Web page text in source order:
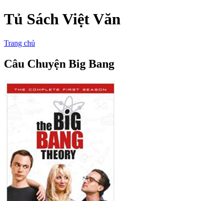
Tủ Sách Việt Văn
Trang chủ
Câu Chuyện Big Bang